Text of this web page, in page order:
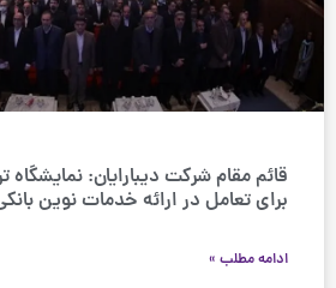
قائم مقام شرکت دیبارایان:
برای تعامل در ارائه خدمات نوین
ادامه مطلب »